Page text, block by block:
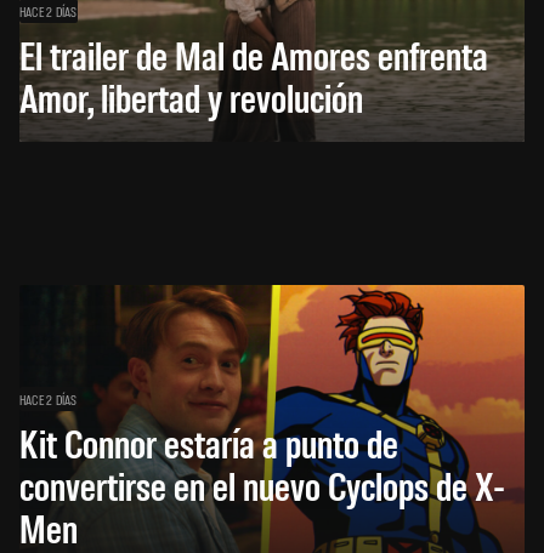
HACE 2 DÍAS
El trailer de Mal de Amores enfrenta
Amor, libertad y revolución
HACE 2 DÍAS
Kit Connor estaría a punto de
convertirse en el nuevo Cyclops de X-
Men